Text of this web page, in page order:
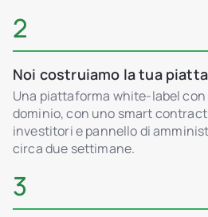
2
Noi costruiamo la tua
Una piattaforma white-label
dominio, con uno smart
investitori e pannello di
circa due settimane.
3